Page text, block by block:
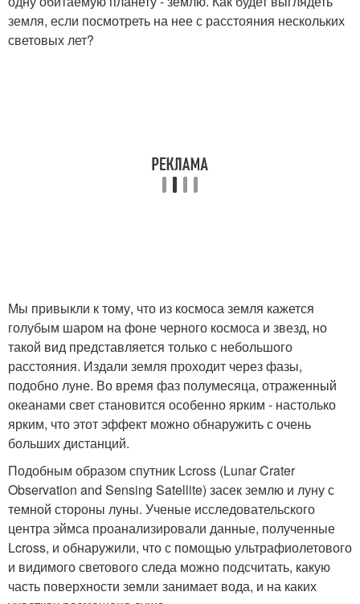
земля, если посмотреть на нее с расстояния нескольких
световых лет?
Мы привыкли к тому, что из космоса земля кажется
голубым шаром на фоне черного космоса и звезд, но
такой вид представляется только с небольшого
расстояния. Издали земля проходит через фазы,
подобно луне. Во время фаз полумесяца, отраженный
океанами свет становится особенно ярким - настолько
ярким, что этот эффект можно обнаружить с очень
больших дистанций.
Подобным образом спутник Lcross (Lunar Crater
Observation and Sensing Satellite) засек землю и луну с
темной стороны луны. Ученые исследовательского
центра эймса проанализировали данные, полученные
Lcross, и обнаружили, что с помощью ультрафиолетового
и видимого светового следа можно подсчитать, какую
часть поверхности земли занимает вода, и на каких